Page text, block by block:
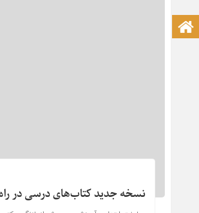
نسخه جدید کتاب‌های درسی در راه/